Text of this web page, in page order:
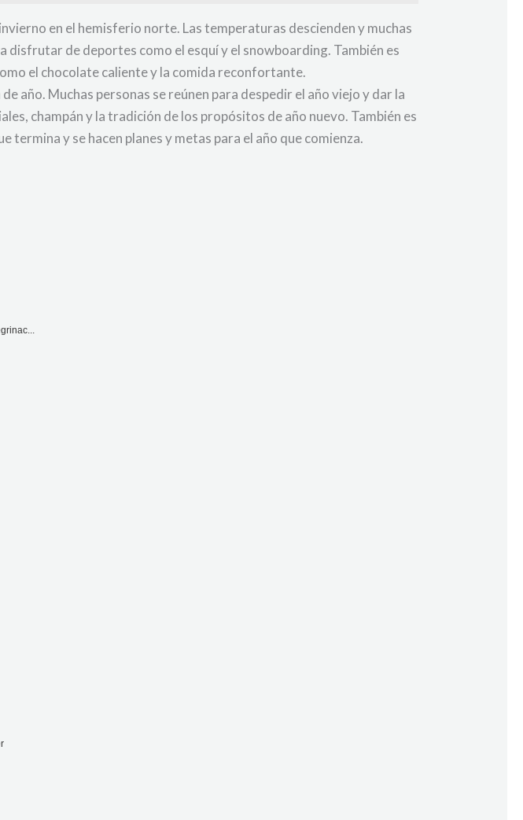
en el hemisferio norte. Las temperaturas descienden y muchas
de deportes como el esquí y el snowboarding. También es
el chocolate caliente y la comida reconfortante.
año. Muchas personas se reúnen para despedir el año viejo y dar la
champán y la tradición de los propósitos de año nuevo. También es
termina y se hacen planes y metas para el año que comienza.